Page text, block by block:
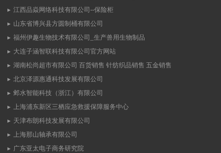
江西品焱网络科技有限公司--保险柜
山东省博兴县方圆制桶有限公司
福州伊趣生物技术有限公司_生产兽用生物制品
大连子涵智联科技有限公司官方网站
湖南松尚超市有限公司 百货销售 针纺织品销售 五金销售
北京泽源惠通科技发展有限公司
邺水智能科技（浙江）有限公司
上海浦东新区三栖应急救援保障服务中心
天津布朗科技发展有限公司
上海那山轴承有限公司
广东亚太电子商务研究院